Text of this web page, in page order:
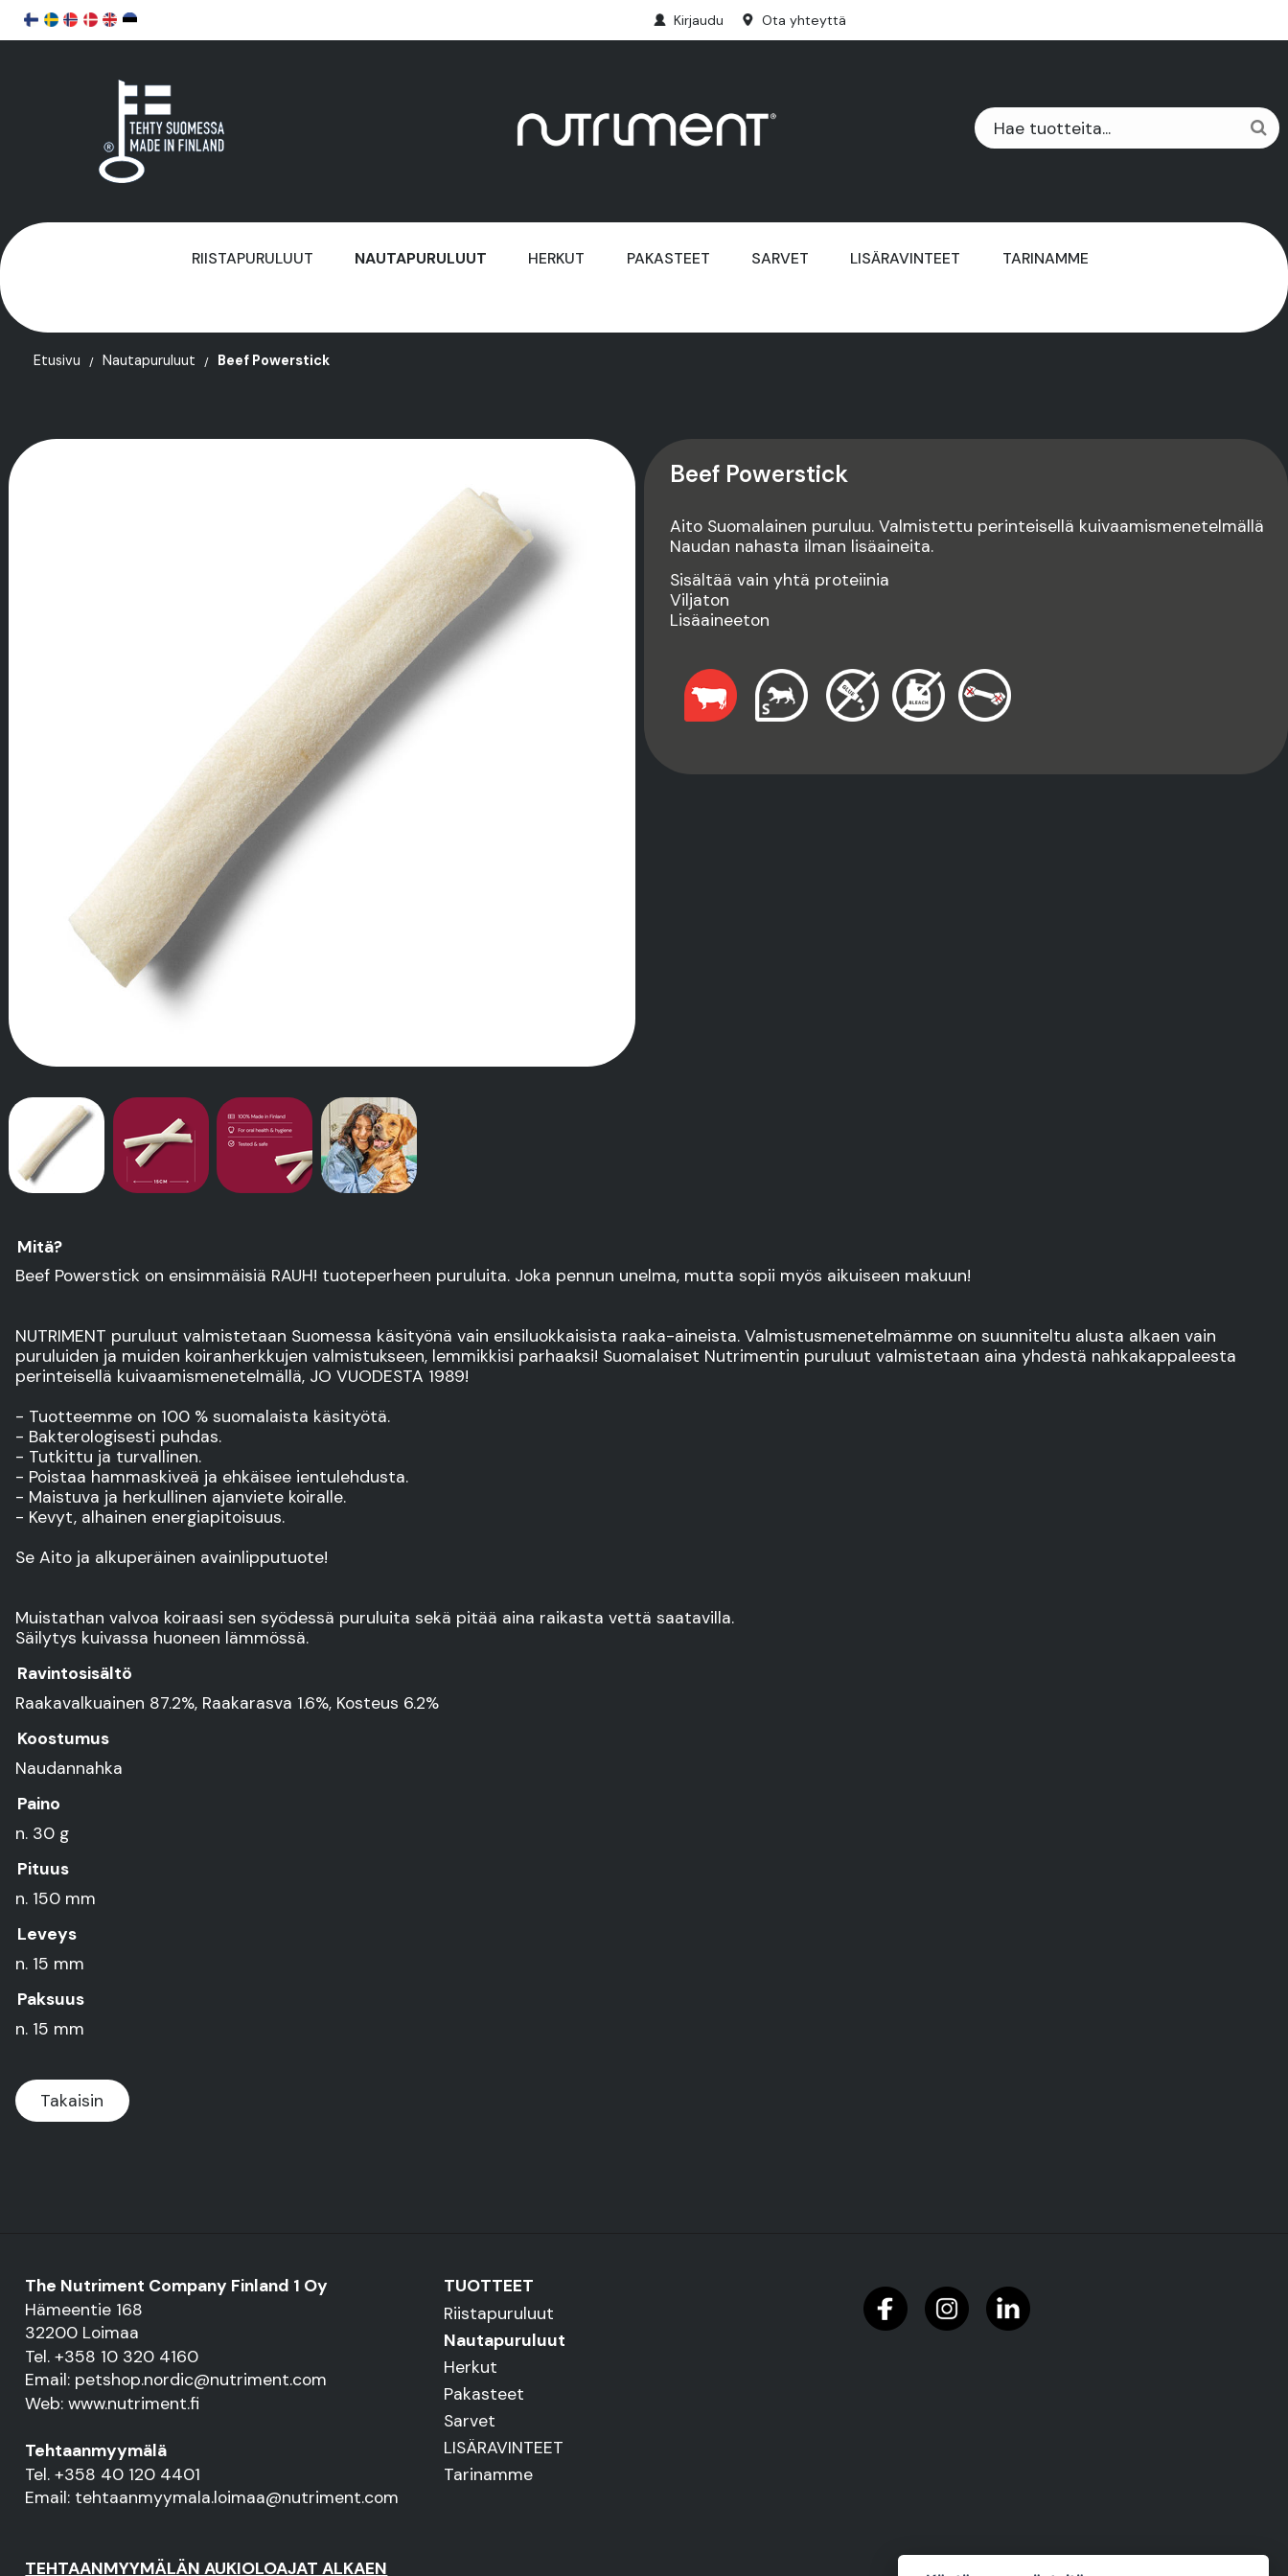
Kirjaudu Ota yhteyttä
RIISTAPURULUUT NAUTAPURULUUT HERKUT PAKASTEET SARVET LISÄRAVINTEET TARINAMME
Etusivu Nautapuruluut Beef Powerstick
Beef Powerstick
Aito Suomalainen puruluu. Valmistettu perinteisellä kuivaamismenetelmällä
Naudan nahasta ilman lisäaineita.
Sisältää vain yhtä proteiinia
Viljaton
Lisäaineeton
Mitä?
Beef Powerstick on ensimmäisiä RAUH! tuoteperheen puruluita. Joka pennun unelma, mutta sopii myös aikuiseen makuun!
NUTRIMENT puruluut valmistetaan Suomessa käsityönä vain ensiluokkaisista raaka-aineista. Valmistusmenetelmämme on suunniteltu alusta alkaen vain
puruluiden ja muiden koiranherkkujen valmistukseen, lemmikkisi parhaaksi! Suomalaiset Nutrimentin puruluut valmistetaan aina yhdestä nahkakappaleesta
perinteisellä kuivaamismenetelmällä, JO VUODESTA 1989!
- Tuotteemme on 100 % suomalaista käsityötä.
- Bakterologisesti puhdas.
- Tutkittu ja turvallinen.
- Poistaa hammaskiveä ja ehkäisee ientulehdusta.
- Maistuva ja herkullinen ajanviete koiralle.
- Kevyt, alhainen energiapitoisuus.
Se Aito ja alkuperäinen avainlipputuote!
Muistathan valvoa koiraasi sen syödessä puruluita sekä pitää aina raikasta vettä saatavilla.
Säilytys kuivassa huoneen lämmössä.
Ravintosisältö
Raakavalkuainen 87.2%, Raakarasva 1.6%, Kosteus 6.2%
Koostumus
Naudannahka
Paino
n. 30 g
Pituus
n. 150 mm
Leveys
n. 15 mm
Paksuus
n. 15 mm
Takaisin
The Nutriment Company Finland 1 Oy
Hämeentie 168
32200 Loimaa
Tel. +358 10 320 4160
Email: petshop.nordic@nutriment.com
Web: www.nutriment.fi
Tehtaanmyymälä
Tel. +358 40 120 4401
Email: tehtaanmyymala.loimaa@nutriment.com
TEHTAANMYYMÄLÄN AUKIOLOAJAT ALKAEN
TUOTTEET
Riistapuruluut
Nautapuruluut
Herkut
Pakasteet
Sarvet
LISÄRAVINTEET
Tarinamme